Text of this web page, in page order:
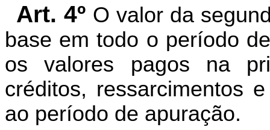
Art. 4º O valor da
base em todo o período
os valores pagos na
créditos, ressarcimentos
ao período de apuração.